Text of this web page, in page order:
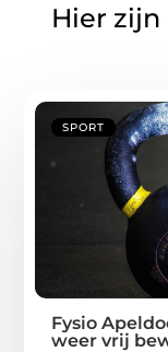
Hier zijn
SPORT
Fysio
weer vrij